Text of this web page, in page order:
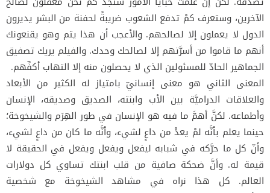
الآخرين، وستعرف كمْ تدفع الشعوب ضريبةً لحفنة من البشر يديرون
الدول لا يعملون إلا لصالحهم. والأعجب أن هذا يتم وهو يقنعونك
أنهم ما قاموا من أسرَّتهم إلا لصالحك وحدك. والفيلم يريك تصفيق
الجماهير الحادّ للمسئولين الذي لا يحصلون منه إلا التهاب أكفِّهم.
المعنى الثاني هو معنى إنسانيّ بامتياز له الكثير من الأبعاد
والعلاقات الدراميَّة بين الأب وابنته، الصديق وصديقه، الإنسان
وأطماعه. لكنَّ أهمَّ ما فيه هو الإنسان في طور الهِرَم والشيخوخة؛
حينما يعلم بأنَّه لمْ يعدْ من داعٍ لشيء، وأنَّه ما كان من داعٍ لشيء،
وأنّ كل ما حرَّكه في شبابه ليفعل ويفعل ويفعل في الحقيقة لا
قيمة له. وأنَّ ضحكة صافية من قلب ابنتك تساوي كل دولارات
العالم. كل هذا نراه في مشاهد الشيخوخة مع شخصية